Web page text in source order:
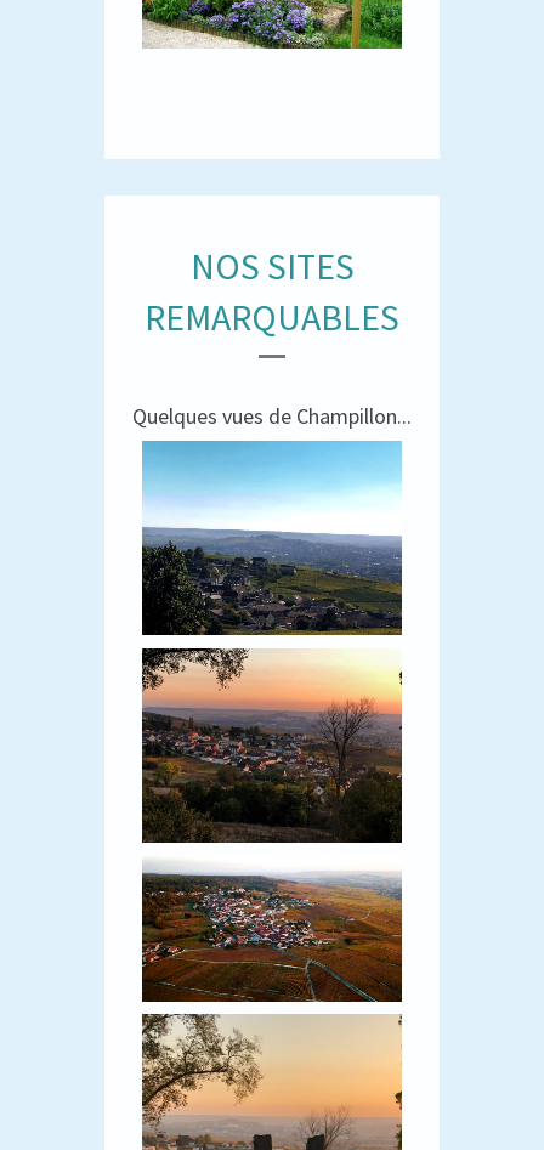
NOS SITES
REMARQUABLES
Quelques vues de Champillon...